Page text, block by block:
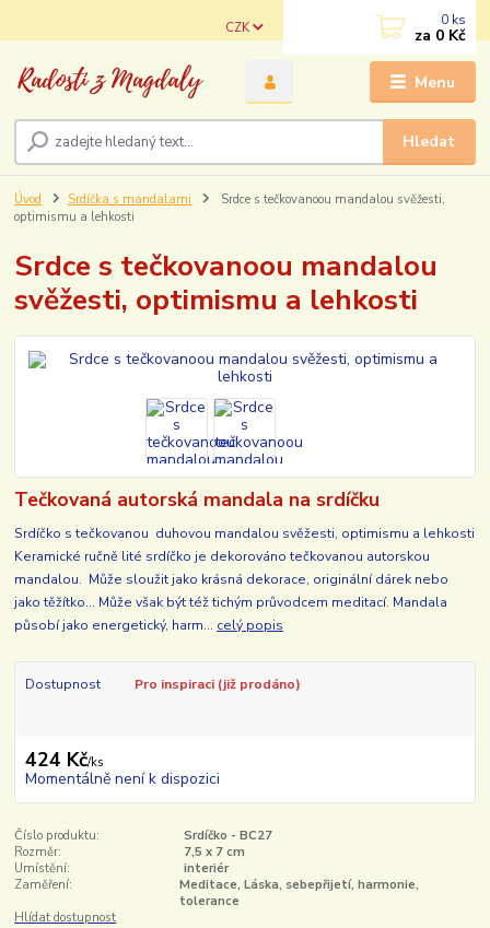
Menu
CZK
Hledat
0 ks
za 0 Kč
Úvod Srdíčka s mandalami
Srdce s tečkovanoou mandalou svěžesti,
optimismu a lehkosti
Srdce s tečkovanoou mandalou
svěžesti, optimismu a lehkosti
Tečkovaná autorská mandala na srdíčku
Srdíčko s tečkovanou duhovou mandalou svěžesti, optimismu a lehkosti
Keramické ručně lité srdíčko je dekorováno tečkovanou autorskou
mandalou. Může sloužit jako krásná dekorace, originální dárek nebo
jako těžítko... Může však být též tichým průvodcem meditací. Mandala
působí jako energetický, harm... celý popis
Dostupnost Pro inspiraci (již prodáno)
424 Kč/ks
Momentálně není k dispozici
Číslo produktu:
Srdíčko - BC27
Rozměr:
7,5 x 7 cm
Umístění:
interiér
Zaměření:
Meditace, Láska, sebepřijetí, harmonie,
tolerance
Hlídat dostupnost